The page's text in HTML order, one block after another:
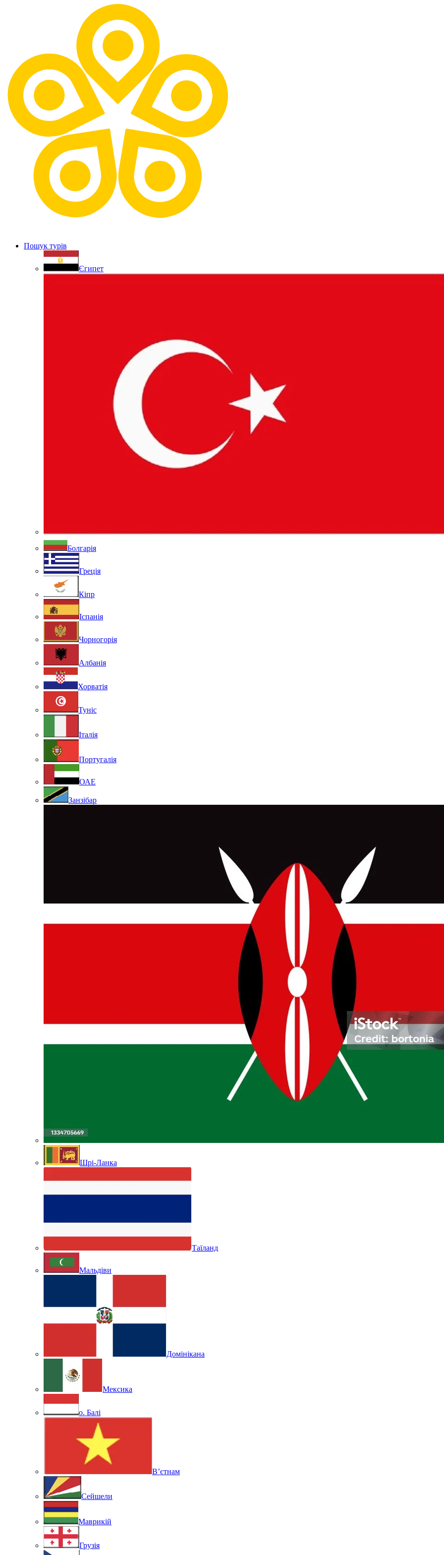
Пошук турів
Єгипет
Болгарія
Греція
Кіпр
Іспанія
Чорногорія
Албанія
Хорватія
Туніс
Італія
Португалія
ОАЕ
Занзібар
Шрі-Ланка
Таїланд
Мальдіви
Домінікана
Мексика
о. Балі
В’єтнам
Сейшели
Маврикій
Грузія